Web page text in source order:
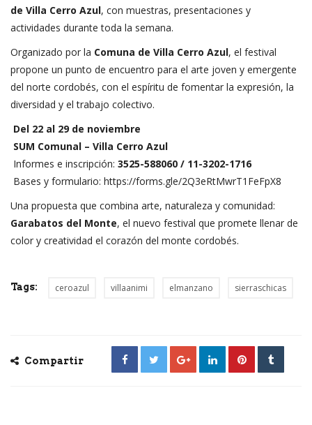
de Villa Cerro Azul, con muestras, presentaciones y
actividades durante toda la semana.
Organizado por la Comuna de Villa Cerro Azul, el festival
propone un punto de encuentro para el arte joven y emergente
del norte cordobés, con el espíritu de fomentar la expresión, la
diversidad y el trabajo colectivo.
Del 22 al 29 de noviembre
SUM Comunal – Villa Cerro Azul
Informes e inscripción: 3525-588060 / 11-3202-1716
Bases y formulario: https://forms.gle/2Q3eRtMwrT1FeFpX8
Una propuesta que combina arte, naturaleza y comunidad:
Garabatos del Monte, el nuevo festival que promete llenar de
color y creatividad el corazón del monte cordobés.
Tags: ceroazul villaanimi elmanzano sierraschicas
Compartir